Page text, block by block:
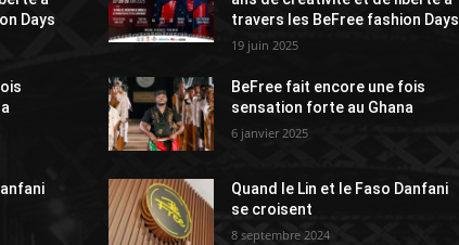
Days
travers les BeFree fashion Days
19 juin 2025
BeFree fait encore une fois
sensation forte au Ghana
6 janvier 2025
Quand le Lin et le Faso Danfani
se croisent
8 septembre 2024